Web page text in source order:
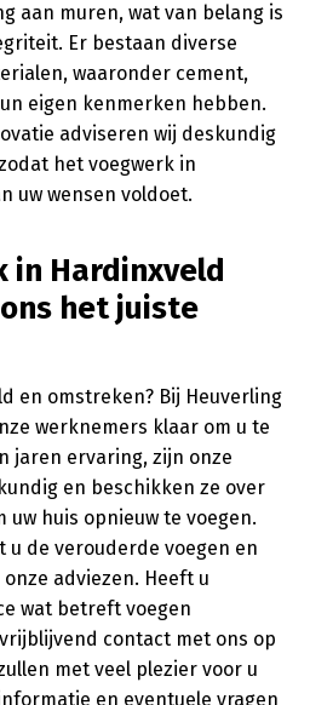
aan muren, wat van belang is
Er bestaan diverse
waaronder cement,
eigen kenmerken hebben.
adviseren wij deskundig
het voegwerk in
uw wensen voldoet.
in Hardinxveld
het juiste
en omstreken? Bij Heuverling
werknemers klaar om u te
jaren ervaring, zijn onze
en beschikken ze over
huis opnieuw te voegen.
u de verouderde voegen en
adviezen. Heeft u
wat betreft voegen
contact met ons op
met veel plezier voor u
en eventuele vragen